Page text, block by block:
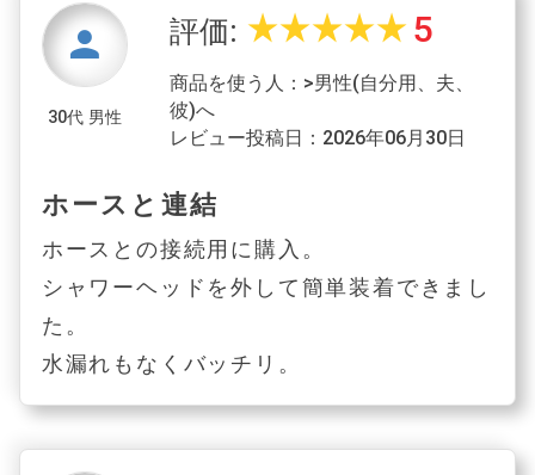
person
30代 男性
評価: star_ratestar_ratestar_ratestar_ratestar_rate 5
商品を使う人：>男性(自分用、夫、
彼)へ
レビュー投稿日：2026年06月30日
ホースと連結
ホースとの接続用に購入。
シャワーヘッドを外して簡単装着できまし
た。
水漏れもなくバッチリ。